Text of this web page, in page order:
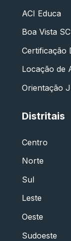
ACI Educa
Boa Vista
Certificação
Locação de
Orientação
Distritais
Centro
Norte
Sul
Leste
Oeste
Sudoeste